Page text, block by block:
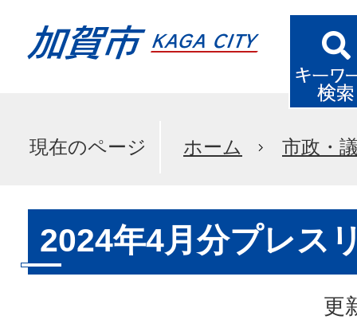
現在のページ ホーム 市政・
2024年4月分プレス
更